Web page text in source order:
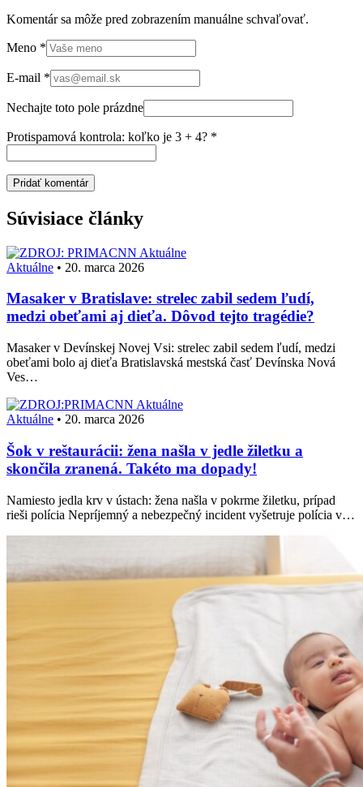
Komentár sa môže pred zobrazením manuálne schvaľovať.
Meno *
E-mail *
Nechajte toto pole prázdne
Protispamová kontrola: koľko je 3 + 4? *
Súvisiace články
Aktuálne
Aktuálne • 20. marca 2026
Masaker v Bratislave: strelec zabil sedem ľudí,
medzi obeťami aj dieťa. Dôvod tejto tragédie?
Masaker v Devínskej Novej Vsi: strelec zabil sedem ľudí, medzi
obeťami bolo aj dieťa Bratislavská mestská časť Devínska Nová
Ves…
Aktuálne
Aktuálne • 20. marca 2026
Šok v reštaurácii: žena našla v jedle žiletku a
skončila zranená. Takéto ma dopady!
Namiesto jedla krv v ústach: žena našla v pokrme žiletku, prípad
rieši polícia Nepríjemný a nebezpečný incident vyšetruje polícia v…